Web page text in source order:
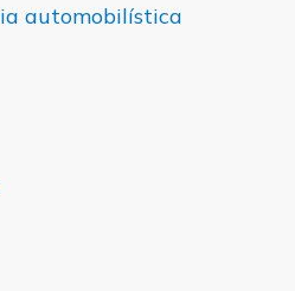
automobilística